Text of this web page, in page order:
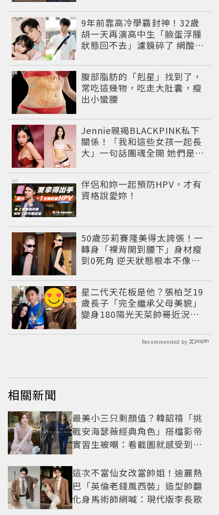
9年前靠高冷學霸封神！32歲
胡一天再演高中生「臉蛋浮腫
狀態回不去」濾鏡碎了 網酸：
腹部脂肪的「剋星」找到了，
常吃這幾物，吃走大肚囊，瘦
出小蠻腰
PR
Jennie親揭BLACKPINK私下
關係！「我和這些女孩一起長
大」一句話團魂全開 她們是彼
伴侶和妳一起預防HPV，才有
資格說愛妳！
PR
50歲莎莉賽隆美得太誇張！一
轉身「裸背開到腰下」身材瘦
到0死角 逆天狀態根本不像年
星二代天花板是他？張柏芝19
歲長子「完全繼承父母美貌」
變身180陽光天菜帥哥近況曝
Recommended by
相關新聞
最美小三只剩顏值？韓韶禧「挑
戰安海瑟薇經典角色」搭檔影帝
實習生被嘲：看截圖就感受到演
這次不當仙女改當帥姐！迪麗熱
巴「英倫老錢風西裝」造型帥翻
化身馬術師網喊：現代版李長歌